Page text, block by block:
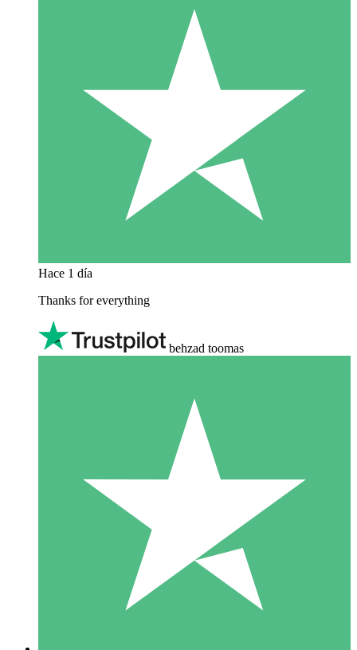
Hace 1 día
Thanks for everything
behzad toomas